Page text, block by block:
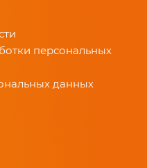
персональных
данных